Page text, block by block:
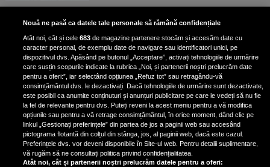
Scene incredibile! Ilinca Vandici a
pus mâna pe aparatul de
fotografiat al unui paparazzo și i l-
a aruncat la gunoi: „S-a dus la
poliție. Nu mai aveam aer”
Oana Moșneagu, mărturisiri
despre începutul relației cu Vlad
Gherman: „Eu am fost îngrozită de
aceasta posibilă relație”
Nouă ne pasă ca datele tale personale să rămână confidențiale
Atât noi, cât și cele683 de magazine partenere stocăm și accesăm date cu
caracter personal, de exemplu date de navigare sau identificatori unici, pe
dispozitivul dvs. Apăsând pe butonul „Acceptare”, activați tehnologiile de urmărire
care susțin scopurile indicate la rubrica „Noi, și partenerii noștri prelucrăm date
pentru a oferi:”, iar selectând opțiunea „Refuz tot” sau retragându-vă
consimțământul dvs. le dezactivați. Dacă tehnologiile de urmărire sunt dezactivate,
este posibil ca anumite conținuturi și anunțuri publicitare pe care le vedeți să nu fie
la fel de relevante pentru dvs. Puteți reveni la acest meniu pentru a vă modifica
opțiunile sau pentru a vă retrage consimțământul, în orice moment, dând clic pe
linkul „Gestionați preferințele” din partea de jos a paginii web sau accesând
pictograma flotantă din colțul din stânga, jos, al paginii web, dacă este cazul.
Preferințele dvs. vor deveni disponibile în Site-ul web. Pentru detalii suplimentare,
vă rugăm să ne consultați politica privind confidențialitatea.
Atât noi, cât și partenerii noștri prelucrăm datele pentru a oferi: